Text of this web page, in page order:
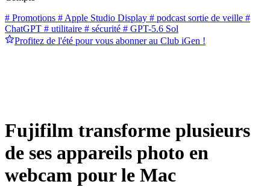
# Promotions # Apple Studio Display # podcast sortie de veille #
ChatGPT # utilitaire # sécurité # GPT-5.6 Sol
Profitez de l'été pour vous abonner au Club iGen !
Fujifilm transforme plusieurs
de ses appareils photo en
webcam pour le Mac